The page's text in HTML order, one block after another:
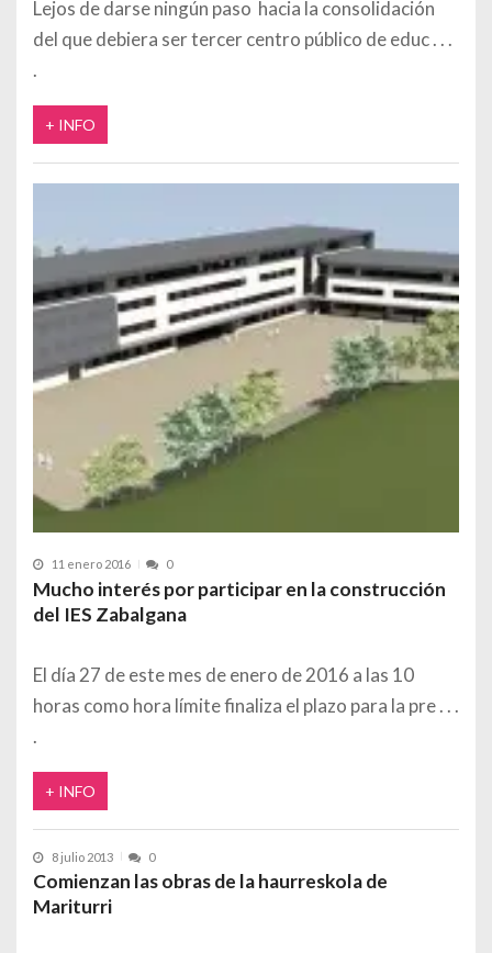
Lejos de darse ningún paso hacia la consolidación
del que debiera ser tercer centro público de educ
+ INFO
11 enero 2016 0
Mucho interés por participar en la construcción
del IES Zabalgana
El día 27 de este mes de enero de 2016 a las 10
horas como hora límite finaliza el plazo para la pre
+ INFO
8 julio 2013 0
Comienzan las obras de la haurreskola de
Mariturri